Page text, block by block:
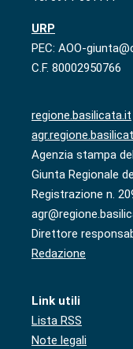
URP
PEC: AOO-
C.F. 80002950766
regione.basilicata.it
Agenzia stampa
Giunta Regionale
Registrazione n.
Direttore
Redazione
Link utili
Lista RSS
Note legali